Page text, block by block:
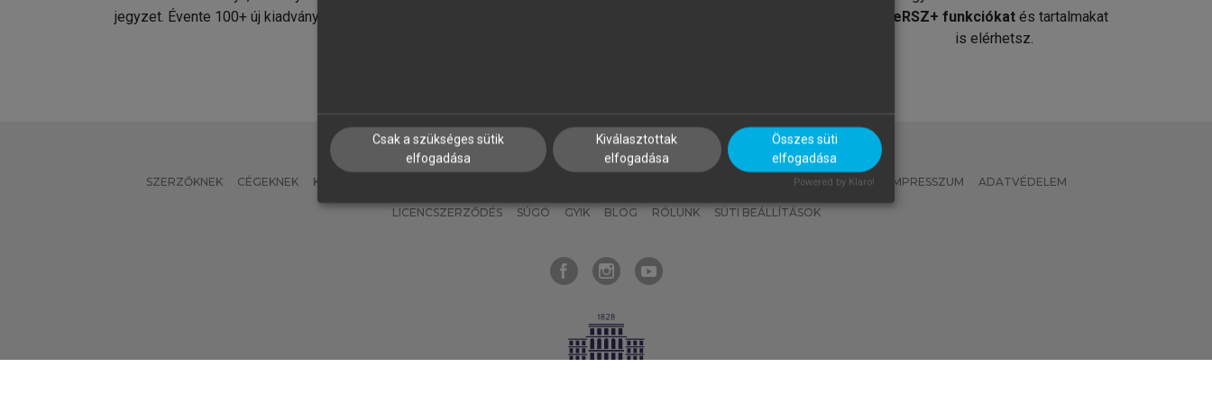
jegyzet. Évente 100+ új kiadvány.
MeRSZ+ funkciókat és tartalmakat
is elérhetsz.
SZERZŐKNEK CÉGEKNEK KÖNYVTÁROSOKNAK MI – ÁLTALÁNOS IRÁNYELVEK IMPRESSZUM ADATVÉDELEM
LICENCSZERZŐDÉS SÚGÓ GYIK BLOG RÓLUNK SÜTI BEÁLLÍTÁSOK
Csak a szükséges sütik
elfogadása
Kiválasztottak
elfogadása
Összes süti
elfogadása
Powered by Klaro!